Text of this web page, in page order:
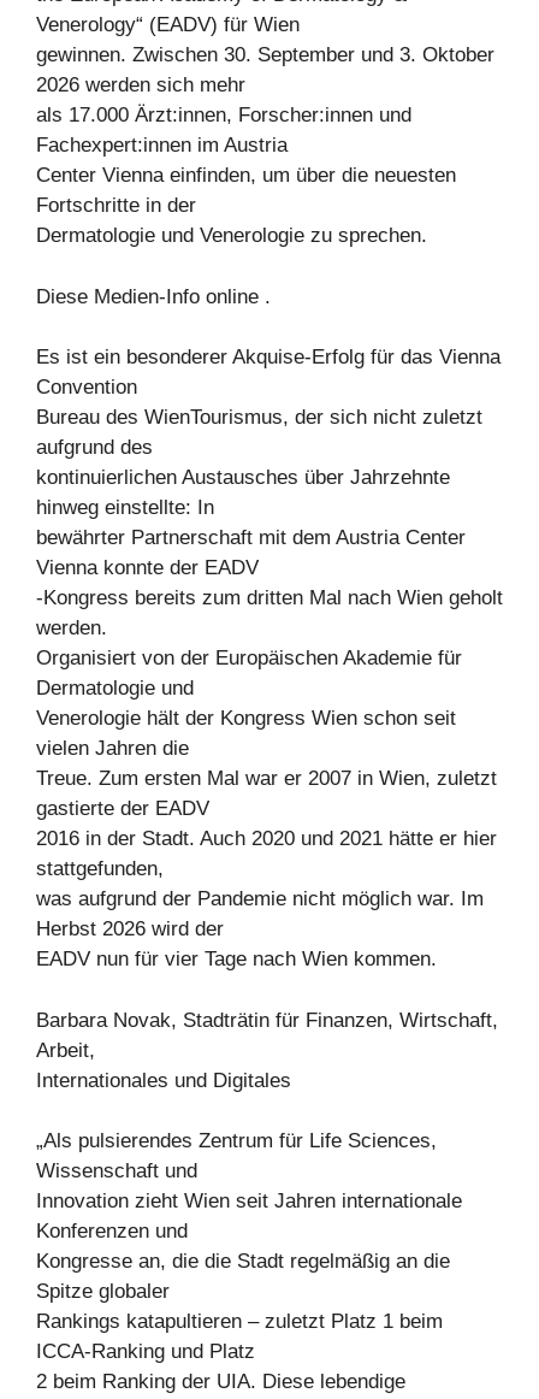
Venerology“ (EADV) für Wien
gewinnen. Zwischen 30. September und 3. Oktober
2026 werden sich mehr
als 17.000 Ärzt:innen, Forscher:innen und
Fachexpert:innen im Austria
Center Vienna einfinden, um über die neuesten
Fortschritte in der
Dermatologie und Venerologie zu sprechen.
Diese Medien-Info online .
Es ist ein besonderer Akquise-Erfolg für das Vienna
Convention
Bureau des WienTourismus, der sich nicht zuletzt
aufgrund des
kontinuierlichen Austausches über Jahrzehnte
hinweg einstellte: In
bewährter Partnerschaft mit dem Austria Center
Vienna konnte der EADV
-Kongress bereits zum dritten Mal nach Wien geholt
werden.
Organisiert von der Europäischen Akademie für
Dermatologie und
Venerologie hält der Kongress Wien schon seit
vielen Jahren die
Treue. Zum ersten Mal war er 2007 in Wien, zuletzt
gastierte der EADV
2016 in der Stadt. Auch 2020 und 2021 hätte er hier
stattgefunden,
was aufgrund der Pandemie nicht möglich war. Im
Herbst 2026 wird der
EADV nun für vier Tage nach Wien kommen.
Barbara Novak, Stadträtin für Finanzen, Wirtschaft,
Arbeit,
Internationales und Digitales
„Als pulsierendes Zentrum für Life Sciences,
Wissenschaft und
Innovation zieht Wien seit Jahren internationale
Konferenzen und
Kongresse an, die die Stadt regelmäßig an die
Spitze globaler
Rankings katapultieren – zuletzt Platz 1 beim
ICCA-Ranking und Platz
2 beim Ranking der UIA. Diese lebendige